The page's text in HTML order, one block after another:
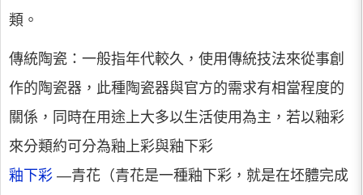
類。
傳統陶瓷：一般指年代較久，使用傳統技法來從事創
作的陶瓷器，此種陶瓷器與官方的需求有相當程度的
關係，同時在用途上大多以生活使用為主，若以釉彩
來分類約可分為釉上彩與釉下彩
釉下彩 —青花（青花是一種釉下彩，就是在坯體完成